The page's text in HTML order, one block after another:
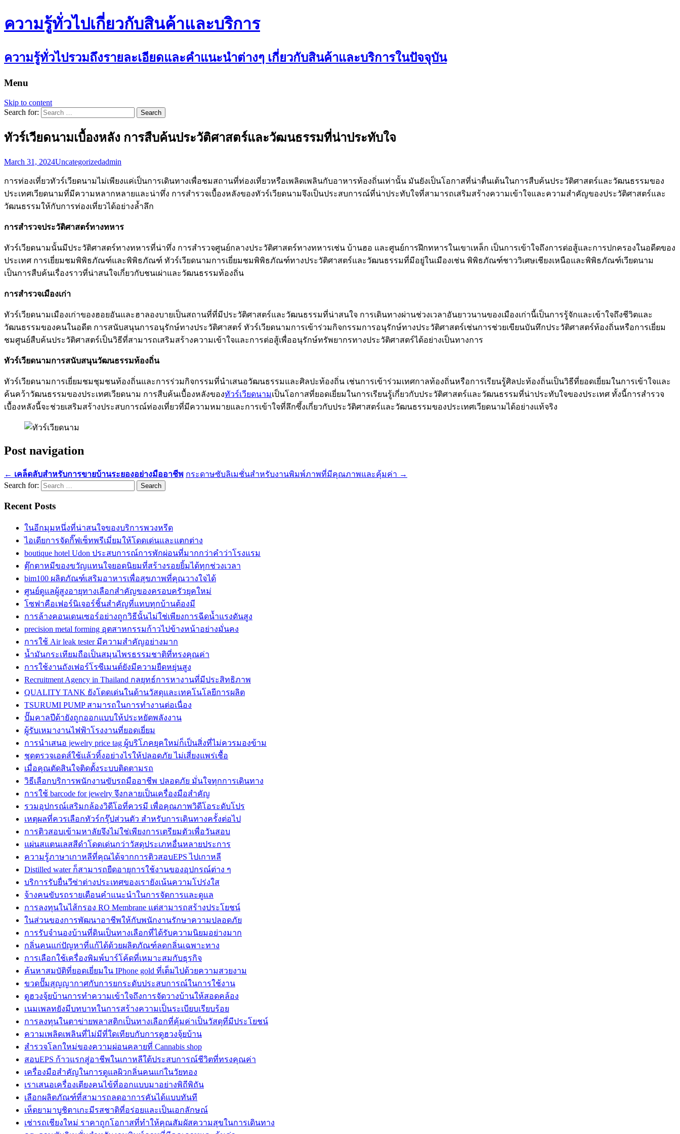
ความรู้ทั่วไปเกี่ยวกับสินค้าและบริการ
ความรู้ทั่วไปรวมถึงรายละเอียดและคำแนะนำต่างๆ เกี่ยวกับสินค้าและบริการในปัจจุบัน
Menu
Skip to content
Search for:
ทัวร์เวียดนามเบื้องหลัง การสืบค้นประวัติศาสตร์และวัฒนธรรมที่น่าประทับใจ
March 31, 2024Uncategorizedadmin
การท่องเที่ยวทัวร์เวียดนามไม่เพียงแค่เป็นการเดินทางเพื่อชมสถานที่ท่องเที่ยวหรือเพลิดเพลินกับอาหารท้องถิ่นเท่านั้น มันยังเป็นโอกาสที่น่าตื่นเต้นในการสืบค้นประวัติศาสตร์และวัฒนธรรมของ
ประเทศเวียดนามที่มีความหลากหลายและน่าทึ่ง การสำรวจเบื้องหลังของทัวร์เวียดนามจึงเป็นประสบการณ์ที่น่าประทับใจที่สามารถเสริมสร้างความเข้าใจและความสำคัญของประวัติศาสตร์และ
วัฒนธรรมให้กับการท่องเที่ยวได้อย่างล้ำลึก
การสำรวจประวัติศาสตร์ทางทหาร
ทัวร์เวียดนามนั้นมีประวัติศาสตร์ทางทหารที่น่าทึ่ง การสำรวจศูนย์กลางประวัติศาสตร์ทางทหารเช่น บ้านฮอ และศูนย์การฝึกทหารในเขาเหล็ก เป็นการเข้าใจถึงการต่อสู้และการปกครองในอดีตของ
ประเทศ การเยี่ยมชมพิพิธภัณฑ์และพิพิธภัณฑ์ ทัวร์เวียดนามการเยี่ยมชมพิพิธภัณฑ์ทางประวัติศาสตร์และวัฒนธรรมที่มีอยู่ในเมืองเช่น พิพิธภัณฑ์ชาววิเศษเชียงเหนือและพิพิธภัณฑ์เวียดนาม
เป็นการสืบค้นเรื่องราวที่น่าสนใจเกี่ยวกับชนเผ่าและวัฒนธรรมท้องถิ่น
การสำรวจเมืองเก่า
ทัวร์เวียดนามเมืองเก่าของฮอยอันและฮาลองบายเป็นสถานที่ที่มีประวัติศาสตร์และวัฒนธรรมที่น่าสนใจ การเดินทางผ่านช่วงเวลาอันยาวนานของเมืองเก่านี้เป็นการรู้จักและเข้าใจถึงชีวิตและ
วัฒนธรรมของคนในอดีต การสนับสนุนการอนุรักษ์ทางประวัติศาสตร์ ทัวร์เวียดนามการเข้าร่วมกิจกรรมการอนุรักษ์ทางประวัติศาสตร์เช่นการช่วยเขียนบันทึกประวัติศาสตร์ท้องถิ่นหรือการเยี่ยม
ชมศูนย์สืบค้นประวัติศาสตร์เป็นวิธีที่สามารถเสริมสร้างความเข้าใจและการต่อสู้เพื่ออนุรักษ์ทรัพยากรทางประวัติศาสตร์ได้อย่างเป็นทางการ
ทัวร์เวียดนามการสนับสนุนวัฒนธรรมท้องถิ่น
ทัวร์เวียดนามการเยี่ยมชมชุมชนท้องถิ่นและการร่วมกิจกรรมที่นำเสนอวัฒนธรรมและศิลปะท้องถิ่น เช่นการเข้าร่วมเทศกาลท้องถิ่นหรือการเรียนรู้ศิลปะท้องถิ่นเป็นวิธีที่ยอดเยี่ยมในการเข้าใจและ
ค้นคว้าวัฒนธรรมของประเทศเวียดนาม การสืบค้นเบื้องหลังของทัวร์เวียดนามเป็นโอกาสที่ยอดเยี่ยมในการเรียนรู้เกี่ยวกับประวัติศาสตร์และวัฒนธรรมที่น่าประทับใจของประเทศ ทั้งนี้การสำรวจ
เบื้องหลังนี้จะช่วยเสริมสร้างประสบการณ์ท่องเที่ยวที่มีความหมายและการเข้าใจที่ลึกซึ้งเกี่ยวกับประวัติศาสตร์และวัฒนธรรมของประเทศเวียดนามได้อย่างแท้จริง
Post navigation
← เคล็ดลับสำหรับการขายบ้านระยองอย่างมืออาชีพ กระดาษซับลิเมชั่นสำหรับงานพิมพ์ภาพที่มีคุณภาพและคุ้มค่า →
Search for:
Recent Posts
ในอีกมุมหนึ่งที่น่าสนใจของบริการพวงหรีด
ไอเดียการจัดกิ๊ฟเซ็ทพรีเมี่ยมให้โดดเด่นและแตกต่าง
boutique hotel Udon ประสบการณ์การพักผ่อนที่มากกว่าคำว่าโรงแรม
ตุ๊กตาหมีของขวัญแทนใจยอดนิยมที่สร้างรอยยิ้มได้ทุกช่วงเวลา
bim100 ผลิตภัณฑ์เสริมอาหารเพื่อสุขภาพที่คุณวางใจได้
ศูนย์ดูแลผู้สูงอายุทางเลือกสำคัญของครอบครัวยุคใหม่
โซฟาคือเฟอร์นิเจอร์ชิ้นสำคัญที่แทบทุกบ้านต้องมี
การล้างคอนเดนเซอร์อย่างถูกวิธีนั้นไม่ใช่เพียงการฉีดน้ำแรงดันสูง
precision metal forming อุตสาหกรรมก้าวไปข้างหน้าอย่างมั่นคง
การใช้ Air leak tester มีความสำคัญอย่างมาก
น้ำมันกระเทียมถือเป็นสมุนไพรธรรมชาติที่ทรงคุณค่า
การใช้งานถังเฟอร์โรซีเมนต์ยังมีความยืดหยุ่นสูง
Recruitment Agency in Thailand กลยุทธ์การหางานที่มีประสิทธิภาพ
QUALITY TANK ยังโดดเด่นในด้านวัสดุและเทคโนโลยีการผลิต
TSURUMI PUMP สามารถในการทำงานต่อเนื่อง
ปั๊มคาลปีด้ายังถูกออกแบบให้ประหยัดพลังงาน
ผู้รับเหมางานไฟฟ้าโรงงานที่ยอดเยี่ยม
การนำเสนอ jewelry price tag ผู้บริโภคยุคใหม่ก็เป็นสิ่งที่ไม่ควรมองข้าม
ชุดตรวจเอดส์ใช้แล้วทิ้งอย่างไรให้ปลอดภัย ไม่เสี่ยงแพร่เชื้อ
เมื่อคุณตัดสินใจติดตั้งระบบติดตามรถ
วิธีเลือกบริการพนักงานขับรถมืออาชีพ ปลอดภัย มั่นใจทุกการเดินทาง
การใช้ barcode for jewelry จึงกลายเป็นเครื่องมือสำคัญ
รวมอุปกรณ์เสริมกล้องวิดีโอที่ควรมี เพื่อคุณภาพวิดีโอระดับโปร
เหตุผลที่ควรเลือกทัวร์กรุ๊ปส่วนตัว สำหรับการเดินทางครั้งต่อไป
การติวสอบเข้ามหาลัยจึงไม่ใช่เพียงการเตรียมตัวเพื่อวันสอบ
แผ่นสแตนเลสสีดำโดดเด่นกว่าวัสดุประเภทอื่นหลายประการ
ความรู้ภาษาเกาหลีที่คุณได้จากการติวสอบEPS ไปเกาหลี
Distilled water ก็สามารถยืดอายุการใช้งานของอุปกรณ์ต่าง ๆ
บริการรับยื่นวีซ่าต่างประเทศของเรายังเน้นความโปร่งใส
จ้างคนขับรถรายเดือนคำแนะนำในการจัดการและดูแล
การลงทุนในไส้กรอง RO Membrane แต่สามารถสร้างประโยชน์
ในส่วนของการพัฒนาอาชีพให้กับพนักงานรักษาความปลอดภัย
การรับจำนองบ้านที่ดินเป็นทางเลือกที่ได้รับความนิยมอย่างมาก
กลิ่นคนแก่ปัญหาที่แก้ได้ด้วยผลิตภัณฑ์ลดกลิ่นเฉพาะทาง
การเลือกใช้เครื่องพิมพ์บาร์โค้ดที่เหมาะสมกับธุรกิจ
ค้นหาสมบัติที่ยอดเยี่ยมใน IPhone gold ที่เต็มไปด้วยความสวยงาม
ขวดปั๊มสุญญากาศกับการยกระดับประสบการณ์ในการใช้งาน
ดูฮวงจุ้ยบ้านการทำความเข้าใจถึงการจัดวางบ้านให้สอดคล้อง
เนมเพลทยังมีบทบาทในการสร้างความเป็นระเบียบเรียบร้อย
การลงทุนในตาข่ายพลาสติกเป็นทางเลือกที่คุ้มค่าเป็นวัสดุที่มีประโยชน์
ความเพลิดเพลินที่ไม่มีที่ใดเทียบกับการดูฮวงจุ้ยบ้าน
สำรวจโลกใหม่ของความผ่อนคลายที่ Cannabis shop
สอบEPS ก้าวแรกสู่อาชีพในเกาหลีใต้ประสบการณ์ชีวิตที่ทรงคุณค่า
เครื่องมือสำคัญในการดูแลผิวกลิ่นคนแก่ในวัยทอง
เราเสนอเครื่องเตียงคนไข้ที่ออกแบบมาอย่างพิถีพิถัน
เลือกผลิตภัณฑ์ที่สามารถลดอาการคันได้แบบทันที
เห็ดยามาบูชิตาเกะมีรสชาติที่อร่อยและเป็นเอกลักษณ์
เช่ารถเชียงใหม่ ราคาถูกโอกาสที่ทำให้คุณสัมผัสความสุขในการเดินทาง